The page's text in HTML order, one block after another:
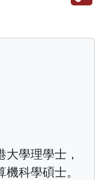
學理學士，
科學碩士。